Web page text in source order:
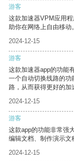
游客
这款加速器VPM应用
助你在网络上自由移动。
2024-12-15
游客
这款加速器app的功能
一个自动切换线路的
路，从而获得更好的加
2024-12-15
游客
这款app的功能非常强
编辑文档、制作演示文
2024-12-15